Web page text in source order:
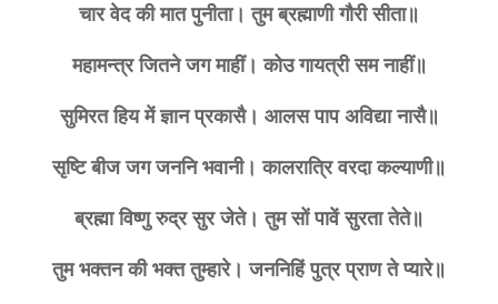
चार वेद की मात पुनीता। तुम ब्रह्माणी गौरी सीता॥
महामन्त्र जितने जग माहीं। कोउ गायत्री सम नाहीं॥
सुमिरत हिय में ज्ञान प्रकासै। आलस पाप अविद्या नासै॥
सृष्टि बीज जग जननि भवानी। कालरात्रि वरदा कल्याणी॥
ब्रह्मा विष्णु रुद्र सुर जेते। तुम सों पावें सुरता तेते॥
तुम भक्तन की भक्त तुम्हारे। जननिहिं पुत्र प्राण ते प्यारे॥